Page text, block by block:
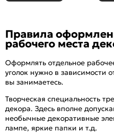
Правила
рабочего места
Оформлять отдельное
уголок нужно в зависимости
вы занимаетесь.
Творческая специальность
декора. Здесь вполне
необычные декоративные
лампе, яркие папки и т.д.